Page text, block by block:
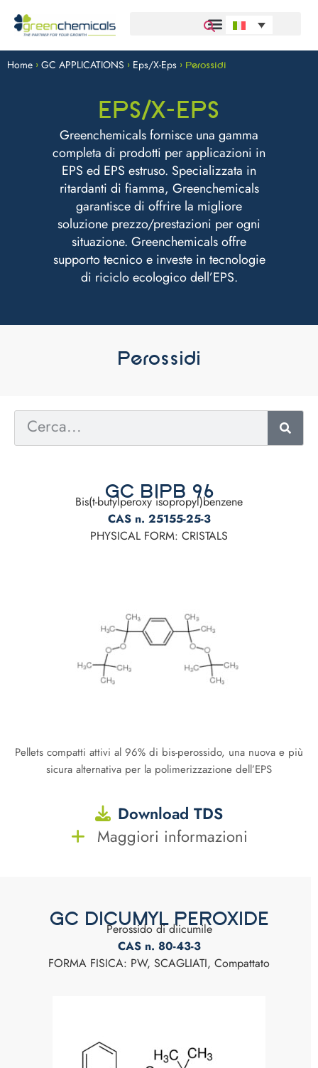
Home > GC APPLICATIONS > Eps/X-Eps > Perossidi
EPS/X-EPS
Greenchemicals fornisce una gamma
completa di prodotti per applicazioni in
EPS ed EPS estruso. Specializzata in
ritardanti di fiamma, Greenchemicals
garantisce di offrire la migliore
soluzione prezzo/prestazioni per ogni
situazione. Greenchemicals offre
supporto tecnico e investe in tecnologie
di riciclo ecologico dell’EPS.
Perossidi
GC BIPB 96
Bis(t-butylperoxy isopropyl)benzene
CAS n. 25155-25-3
PHYSICAL FORM: CRISTALS
Pellets compatti attivi al 96% di bis-perossido, una nuova e più
sicura alternativa per la polimerizzazione dell’EPS
Download TDS
Maggiori informazioni
GC DICUMYL PEROXIDE
Perossido di diicumile
CAS n. 80-43-3
FORMA FISICA: PW, SCAGLIATI, Compattato